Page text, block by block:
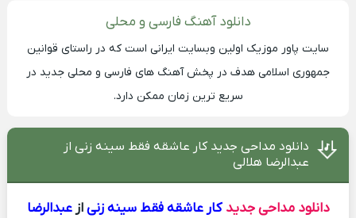
دانلود آهنگ فارسی و محلی
سایت پاور موزیک اولین وبسایت ایرانی است که در راستای قوانین
جمهوری اسلامی هدف در پخش آهنگ های فارسی و محلی جدید در
سریع ترین زمان ممکن دارد.
دانلود مداحی جدید کار عاشقه فقط سینه زنی از
عبدالرضا هلالی
دانلود مداحی جدید کار عاشقه فقط سینه زنیازعبدالرضا